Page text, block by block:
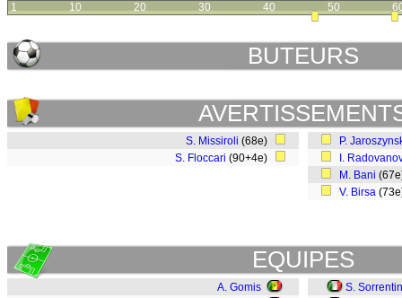
1 10 20 30 40 50
BUTEURS
S. Missiroli (68e)
S. Floccari (90+4e)
P.
I.
M. Bani
V. Birsa
EQUIPES
A. Gomis
S.